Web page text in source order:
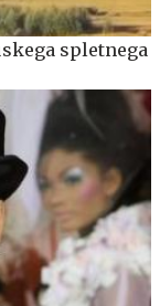
spletnega